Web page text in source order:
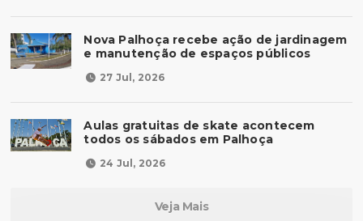
Nova Palhoça recebe ação de jardinagem
e manutenção de espaços públicos
27 Jul, 2026
Aulas gratuitas de skate acontecem
todos os sábados em Palhoça
24 Jul, 2026
Veja Mais